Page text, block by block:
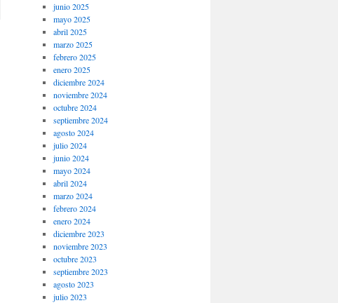
junio 2025
mayo 2025
abril 2025
marzo 2025
febrero 2025
enero 2025
diciembre 2024
noviembre 2024
octubre 2024
septiembre 2024
agosto 2024
julio 2024
junio 2024
mayo 2024
abril 2024
marzo 2024
febrero 2024
enero 2024
diciembre 2023
noviembre 2023
octubre 2023
septiembre 2023
agosto 2023
julio 2023